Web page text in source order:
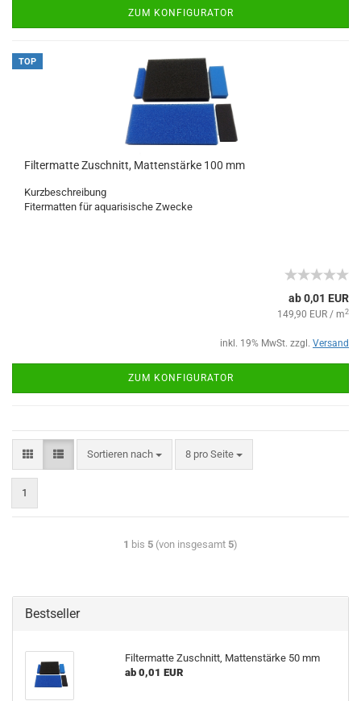
ZUM KONFIGURATOR
TOP
Filtermatte Zuschnitt, Mattenstärke 100 mm
Kurzbeschreibung
Fitermatten für aquarisische Zwecke
ab 0,01 EUR
149,90 EUR / m2
inkl. 19% MwSt. zzgl. Versand
ZUM KONFIGURATOR
Sortieren nach 8 pro Seite
1
1 bis 5 (von insgesamt 5)
Bestseller
Filtermatte Zuschnitt, Mattenstärke 50 mm
ab 0,01 EUR